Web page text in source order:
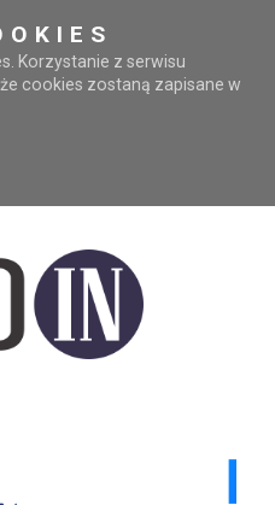
Korzystanie z serwisu
cookies zostaną zapisane w